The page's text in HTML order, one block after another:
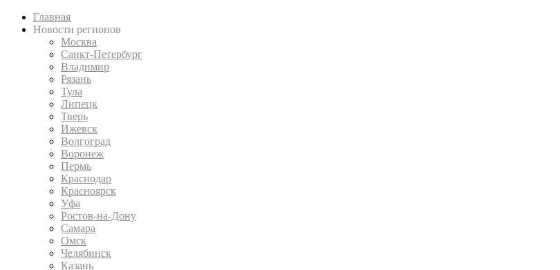
Главная
Новости регионов
Москва
Санкт-Петербург
Владимир
Рязань
Тула
Липецк
Тверь
Ижевск
Волгоград
Воронеж
Пермь
Краснодар
Красноярск
Уфа
Ростов-на-Дону
Самара
Омск
Челябинск
Казань